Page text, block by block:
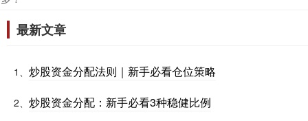
最新文章
1、 炒股资金分配法则｜新手必看仓位策略
2、 炒股资金分配：新手必看3种稳健比例